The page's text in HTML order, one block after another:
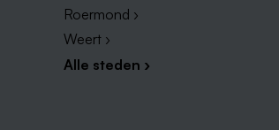
Roermond ›
Weert ›
Alle steden ›